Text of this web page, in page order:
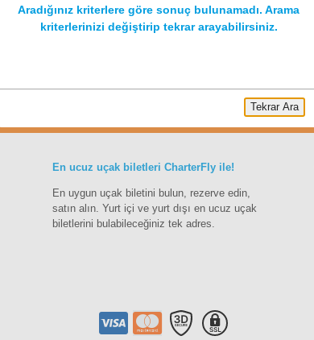
En ucuz uçak biletleri CharterFly ile!
En uygun uçak biletini bulun, rezerve edin,
satın alın. Yurt içi ve yurt dışı en ucuz uçak
biletlerini bulabileceğiniz tek adres.
Aradığınız kriterlere göre sonuç bulunamadı. Arama
kriterlerinizi değiştirip tekrar arayabilirsiniz.
Tekrar Ara